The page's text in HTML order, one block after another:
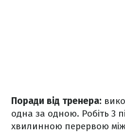
Поради від тренера:
одна за одною. Робіть 3
хвилинною перервою